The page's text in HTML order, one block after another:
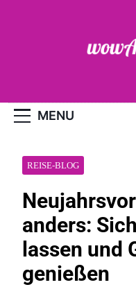
MENU
REISE-BLOG
anders:
lassen und
genießen